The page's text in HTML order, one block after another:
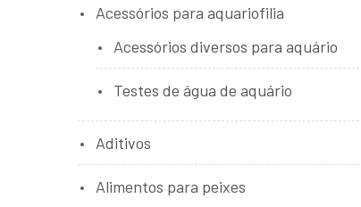
Acessórios para aquariofilia
Acessórios diversos para aquário
Testes de água de aquário
Aditivos
Alimentos para peixes